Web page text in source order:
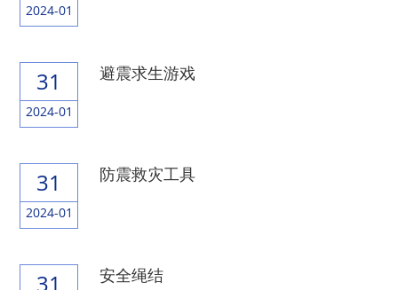
2024-01
31
2024-01
避震求生游戏
31
2024-01
防震救灾工具
31 安全绳结